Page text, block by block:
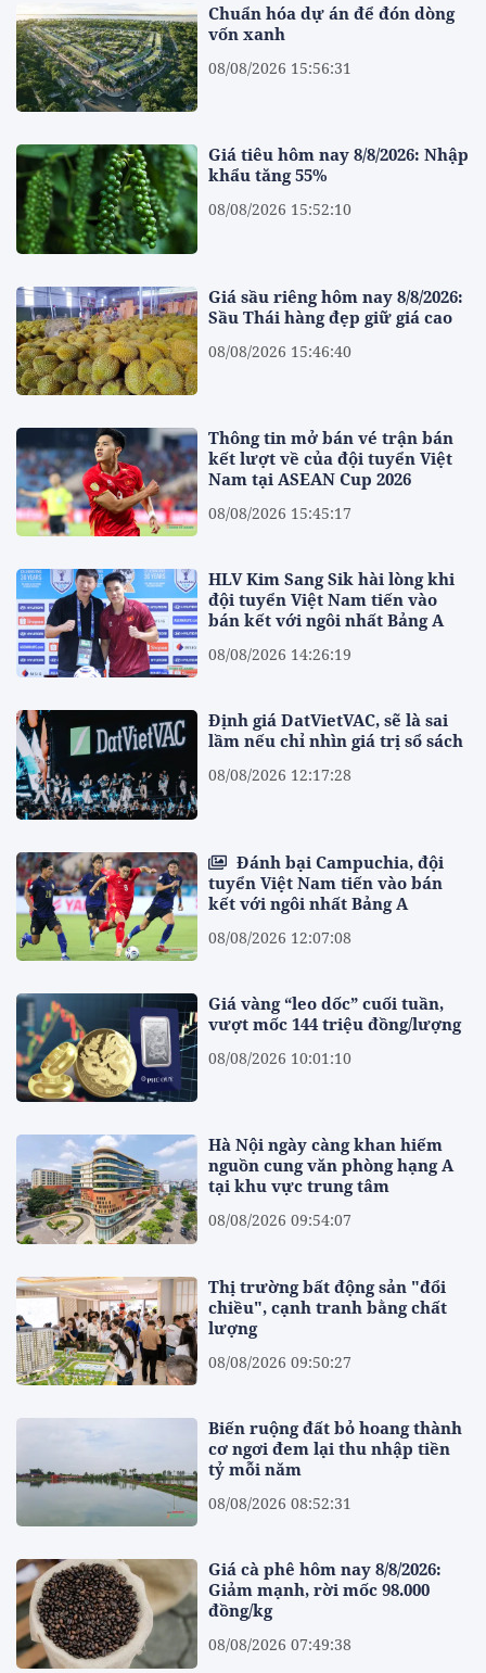
Chuẩn hóa dự án để đón dòng
vốn xanh
08/08/2026 15:56:31
Giá tiêu hôm nay 8/8/2026: Nhập
khẩu tăng 55%
08/08/2026 15:52:10
Giá sầu riêng hôm nay 8/8/2026:
Sầu Thái hàng đẹp giữ giá cao
08/08/2026 15:46:40
Thông tin mở bán vé trận bán
kết lượt về của đội tuyển Việt
Nam tại ASEAN Cup 2026
08/08/2026 15:45:17
HLV Kim Sang Sik hài lòng khi
đội tuyển Việt Nam tiến vào
bán kết với ngôi nhất Bảng A
08/08/2026 14:26:19
Định giá DatVietVAC, sẽ là sai
lầm nếu chỉ nhìn giá trị sổ sách
08/08/2026 12:17:28
Đánh bại Campuchia, đội
tuyển Việt Nam tiến vào bán
kết với ngôi nhất Bảng A
08/08/2026 12:07:08
Giá vàng “leo dốc” cuối tuần,
vượt mốc 144 triệu đồng/lượng
08/08/2026 10:01:10
Hà Nội ngày càng khan hiếm
nguồn cung văn phòng hạng A
tại khu vực trung tâm
08/08/2026 09:54:07
Thị trường bất động sản "đổi
chiều", cạnh tranh bằng chất
lượng
08/08/2026 09:50:27
Biến ruộng đất bỏ hoang thành
cơ ngơi đem lại thu nhập tiền
tỷ mỗi năm
08/08/2026 08:52:31
Giá cà phê hôm nay 8/8/2026:
Giảm mạnh, rời mốc 98.000
đồng/kg
08/08/2026 07:49:38